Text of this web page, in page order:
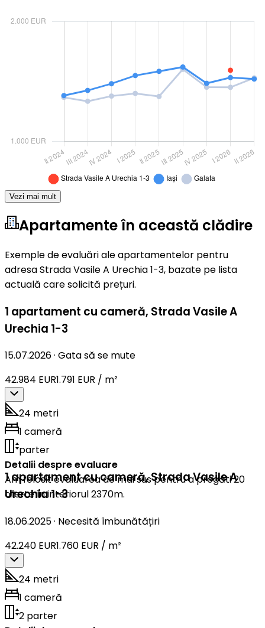
Vezi mai mult
Apartamente în această clădire
Exemple de evaluări ale apartamentelor pentru
adresa Strada Vasile A Urechia 1-3, bazate pe lista
actuală care solicită prețuri.
1 apartament cu cameră, Strada Vasile A
Urechia 1-3
15.07.2026· Gata să se mute
42.984 EUR1.791 EUR / m²
24 metri
1 cameră
parter
Detalii despre evaluare
Am folosit evaluarea de mai sus pentru a pregăti 20
oferte în interiorul 2370m.
1 apartament cu cameră,Strada Vasile A
Urechia 1-3
18.06.2025· Necesită îmbunătățiri
42.240 EUR1.760 EUR / m²
24 metri
1 cameră
2 parter